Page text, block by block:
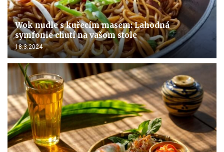
Wok nudle s kuřecím masem: Lahodná
symfonie chutí na vašom stole
18.3.2024